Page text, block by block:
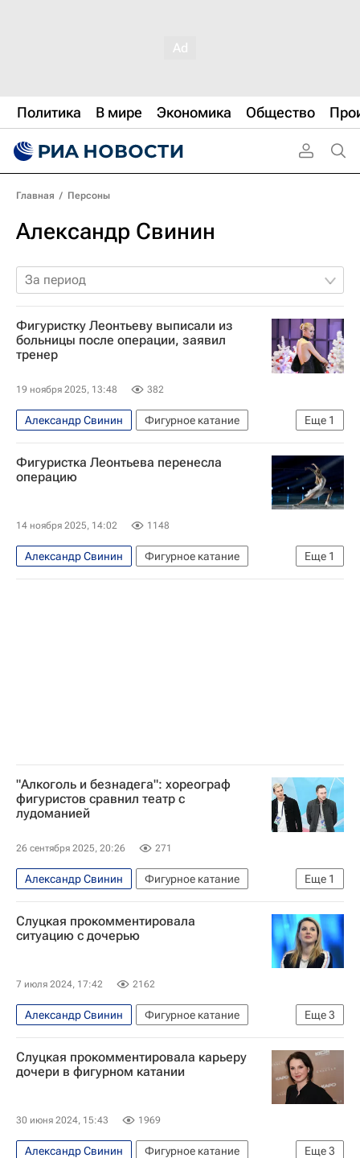
Политика В мире Экономика Общество
Главная / Персоны
Александр Свинин
За период
Фигуристку Леонтьеву выписали из
больницы после операции, заявил
тренер
19 ноября 2025, 13:48 382
Еще 1
Александр Свинин
Фигурное катание
Софья Леонтьева
Фигуристка Леонтьева перенесла
операцию
14 ноября 2025, 14:02 1148
Еще 1
Александр Свинин
Фигурное катание
Софья Леонтьева
"Алкоголь и безнадега": хореограф
фигуристов сравнил театр с
лудоманией
26 сентября 2025, 20:26 271
Еще 1
Александр Свинин
Фигурное катание
Ирина Жук
Слуцкая прокомментировала
ситуацию с дочерью
7 июля 2024, 17:42 2162
Еще3
Александр Свинин
Фигурное катание
Спорт
Ирина Слуцкая Ирина Жук
Слуцкая прокомментировала карьеру
дочери в фигурном катании
30 июня 2024, 15:43 1969
Еще3
Александр Свинин
Фигурное катание